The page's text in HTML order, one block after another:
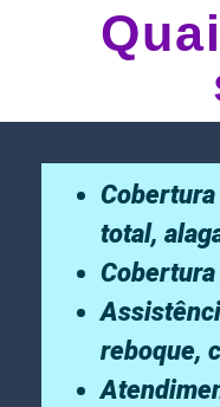
total,
reboque,